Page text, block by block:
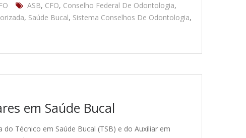
ASB, CFO, Conselho Federal De Odontologia,
, Saúde Bucal, Sistema Conselhos De Odontologia,
em Saúde Bucal
Técnico em Saúde Bucal (TSB) e do Auxiliar em